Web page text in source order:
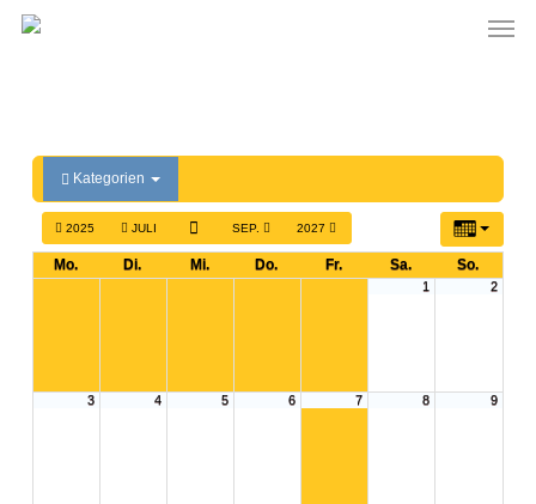
Skip
Kategorien
2025 JULI SEP. 2027
Mo. Di. Mi. Do. Fr. Sa. So.
1 2
3 4 5 6 7 8 9